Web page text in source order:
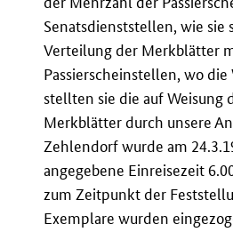
Senatsdienststellen, wie
Verteilung der Merkblätter
Passierscheinstellen, wo
stellten sie die auf Weisung
Merkblätter durch unsere
Zehlendorf wurde am
angegebene Einreisezeit
zum Zeitpunkt der
Exemplare wurden